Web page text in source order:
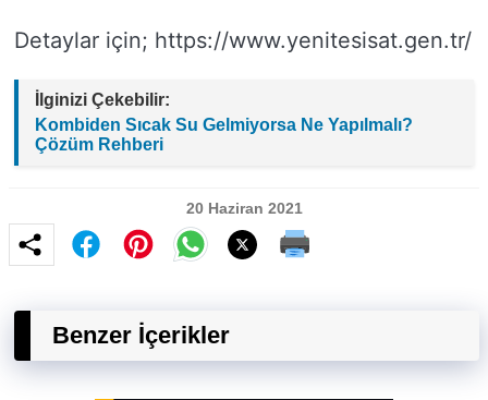
Detaylar için; https://www.yenitesisat.gen.tr/
İlginizi Çekebilir:
Kombiden Sıcak Su Gelmiyorsa Ne Yapılmalı?
Çözüm Rehberi
20 Haziran 2021
Benzer İçerikler